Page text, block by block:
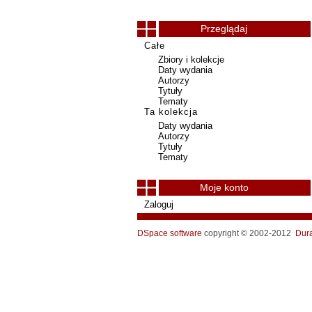
Przeglądaj
Całe
Zbiory i kolekcje
Daty wydania
Autorzy
Tytuły
Tematy
Ta kolekcja
Daty wydania
Autorzy
Tytuły
Tematy
Moje konto
Zaloguj
DSpace software copyright © 2002-2012